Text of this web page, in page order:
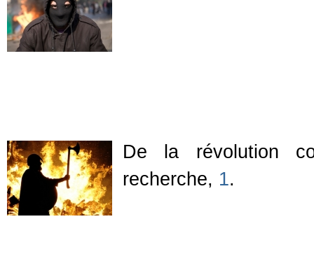
De la révolution
recherche, 1.